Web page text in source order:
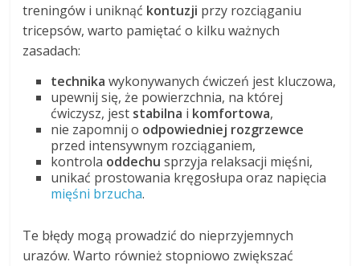
treningów i uniknąć kontuzji przy rozciąganiu
tricepsów, warto pamiętać o kilku ważnych
zasadach:
technika wykonywanych ćwiczeń jest kluczowa,
upewnij się, że powierzchnia, na której
ćwiczysz, jest stabilna i komfortowa,
nie zapomnij o odpowiedniej rozgrzewce
przed intensywnym rozciąganiem,
kontrola oddechu sprzyja relaksacji mięśni,
unikać prostowania kręgosłupa oraz napięcia
mięśni brzucha.
Te błędy mogą prowadzić do nieprzyjemnych
urazów. Warto również stopniowo zwiększać